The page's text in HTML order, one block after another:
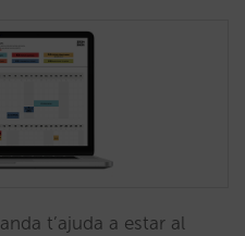
t’ajuda a estar al